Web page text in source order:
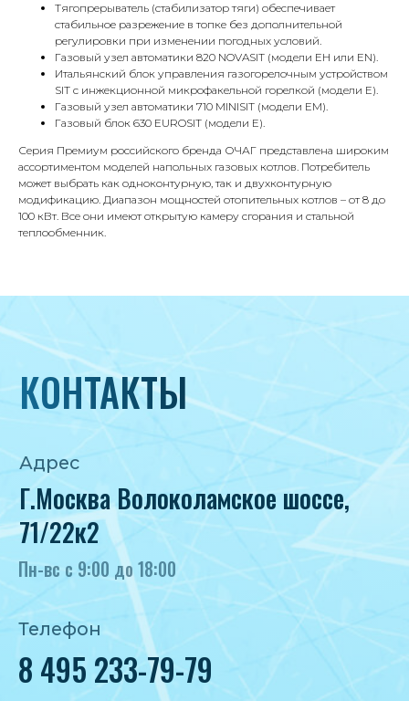
Тягопрерыватель (стабилизатор тяги) обеспечивает
стабильное разрежение в топке без дополнительной
регулировки при изменении погодных условий.
Газовый узел автоматики 820 NOVASIT (модели ЕН или EN).
Итальянский блок управления газогорелочным устройством
SIT с инжекционной микрофакельной горелкой (модели Е).
Газовый узел автоматики 710 MINISIT (модели ЕМ).
Газовый блок 630 EUROSIT (модели Е).
Серия Премиум российского бренда ОЧАГ представлена широким
ассортиментом моделей напольных газовых котлов. Потребитель
может выбрать как одноконтурную, так и двухконтурную
модификацию. Диапазон мощностей отопительных котлов – от 8 до
100 кВт. Все они имеют открытую камеру сгорания и стальной
теплообменник.
Адрес
Г.Москва Волоколамское шоссе,
71/22к2
Пн-вс с 9:00 до 18:00
Телефон
8 495 233-79-79
8 985 233-79-79